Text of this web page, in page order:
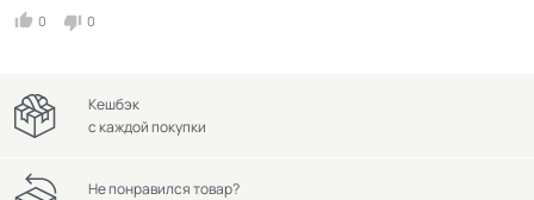
0 0
Кешбэк
с каждой покупки
Не понравился товар?